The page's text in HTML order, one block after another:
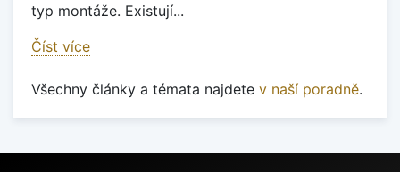
typ montáže. Existují...
Číst více
Všechny články a témata najdete v naší poradně.